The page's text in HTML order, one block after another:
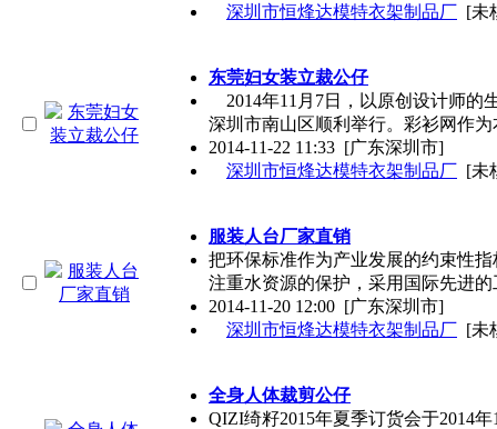
深圳市恒烽达模特衣架制品厂 [未
东莞妇女装立裁公仔
2014年11月7日，以原创设计师的
深圳市南山区顺利举行。彩衫网作为
2014-11-22 11:33 [广东深圳市]
深圳市恒烽达模特衣架制品厂 [未
服装人台厂家直销
把环保标准作为产业发展的约束性
注重水资源的保护，采用国际先进的
2014-11-20 12:00 [广东深圳市]
深圳市恒烽达模特衣架制品厂 [未
全身人体裁剪公仔
QIZI绮籽2015年夏季订货会于2014